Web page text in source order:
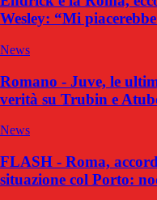
Wesley: “Mi
News
Romano - Juve, le
verità su Trubin e
News
FLASH - Roma,
situazione col Porto: